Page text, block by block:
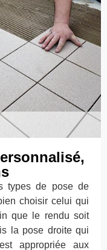
types de pose de
choisir celui qui
que le rendu soit
la pose droite qui
appropriée aux